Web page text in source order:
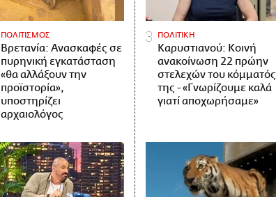
ΠΟΛΙΤΙΣΜΟΣ
Βρετανία: Ανασκαφές σε
πυρηνική εγκατάσταση
«θα αλλάξουν την
προϊστορία»,
υποστηρίζει
αρχαιολόγος
ΠΟΛΙΤΙΚΗ
Καρυστιανού: Κοινή
ανακοίνωση 22 πρώην
στελεχών του κόμματός
της - «Γνωρίζουμε καλά
γιατί αποχωρήσαμε»